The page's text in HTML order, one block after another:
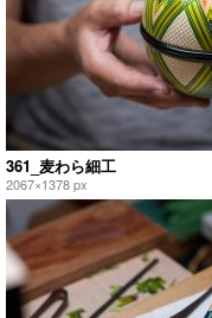
361_麦わら細工
2067×1378 px